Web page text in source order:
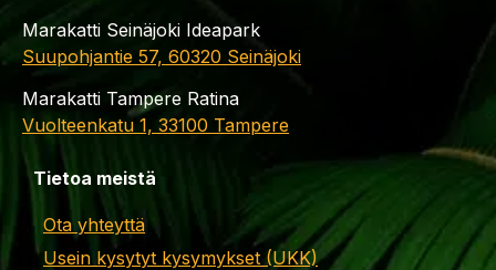
Marakatti Seinäjoki Ideapark
Suupohjantie 57, 60320 Seinäjoki
Marakatti Tampere Ratina
Vuolteenkatu 1, 33100 Tampere
Tietoa meistä
Ota yhteyttä
Usein kysytyt kysymykset (UKK)